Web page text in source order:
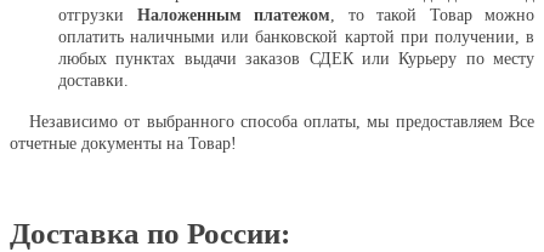
отгрузки Наложенным платежом , то такой Товар можно
оплатить наличными или банковской картой при получении, в
любых пунктах выдачи заказов СДЕК или Курьеру по месту
доставки.
Независимо от выбранного способа оплаты, мы предоставляем Все
отчетные документы на Товар!
Доставка по России: